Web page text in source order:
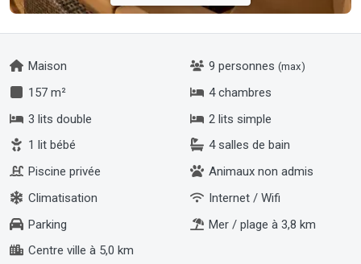
Maison 9 personnes (max)
157 m²
4 chambres
3 lits double
2 lits simple
1 lit bébé
4 salles de bain
Piscine privée
Animaux non admis
Climatisation
Internet / Wifi
Parking
Mer / plage à 3,8 km
Centre ville à 5,0 km